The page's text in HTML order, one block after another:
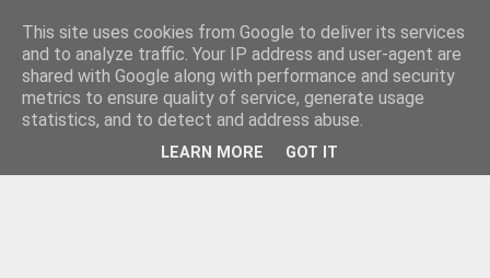
This site uses cookies from Google to deliver its services
and to analyze traffic. Your IP address and user-agent are
shared with Google along with performance and security
metrics to ensure quality of service, generate usage
statistics, and to detect and address abuse.
LEARN MORE GOT IT